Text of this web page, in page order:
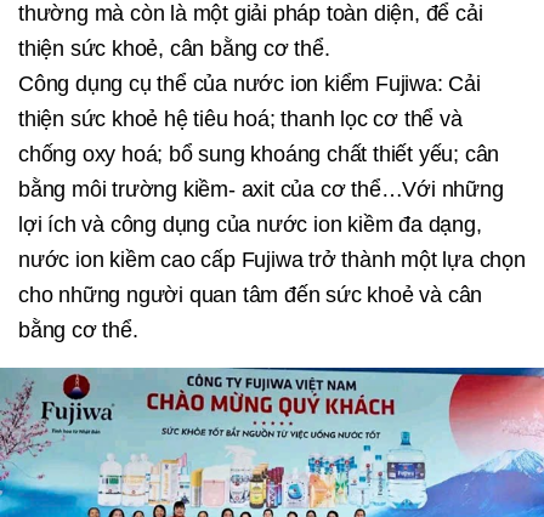
thường mà còn là một giải pháp toàn diện, để cải
thiện sức khoẻ, cân bằng cơ thể.
Công dụng cụ thể của nước ion kiểm Fujiwa: Cải
thiện sức khoẻ hệ tiêu hoá; thanh lọc cơ thể và
chống oxy hoá; bổ sung khoáng chất thiết yếu; cân
bằng môi trường kiềm- axit của cơ thể…Với những
lợi ích và công dụng của nước ion kiềm đa dạng,
nước ion kiềm cao cấp Fujiwa trở thành một lựa chọn
cho những người quan tâm đến sức khoẻ và cân
bằng cơ thể.